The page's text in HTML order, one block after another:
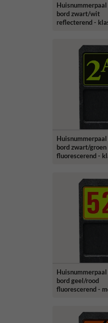
bord zwart/wit
reflecterend -
bord zwart/groen
fluorescerend -
bord geel/rood
fluorescerend -